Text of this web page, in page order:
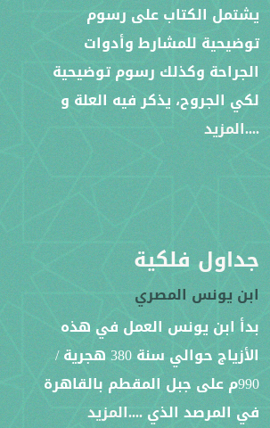
يشتمل الكتاب على رسوم
توضيحية للمشارط وأدوات
الجراحة وكذلك رسوم توضيحية
لكي الجروح، يذكر فيه العلة و
....المزيد
جداول فلكية
ابن يونس المصري
بدأ ابن يونس العمل في هذه
الأزياج حوالي سنة 380 هجرية /
990م على جبل المقطم بالقاهرة
في المرصد الذي....المزيد